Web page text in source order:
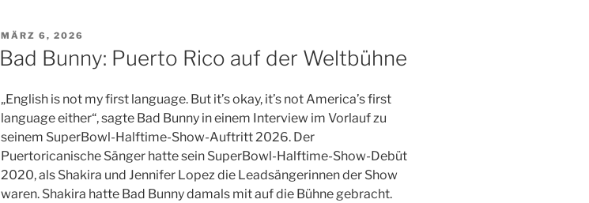
VERÖFFENTLICHT
AM
MÄRZ 6, 2026
Bad Bunny: Puerto Rico auf der Weltbühne
„English is not my first language. But it’s okay, it’s not America’s first
language either“, sagte Bad Bunny in einem Interview im Vorlauf zu
seinem SuperBowl-Halftime-Show-Auftritt 2026. Der
Puertoricanische Sänger hatte sein SuperBowl-Halftime-Show-Debüt
2020, als Shakira und Jennifer Lopez die Leadsängerinnen der Show
waren. Shakira hatte Bad Bunny damals mit auf die Bühne gebracht.